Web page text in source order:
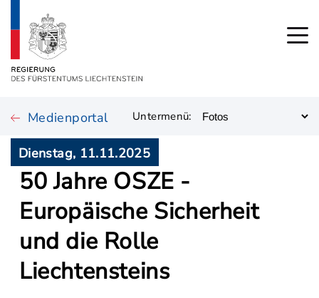
Medienportal Untermenü:
Dienstag, 11.11.2025
50 Jahre OSZE -
Europäische Sicherheit
und die Rolle
Liechtensteins